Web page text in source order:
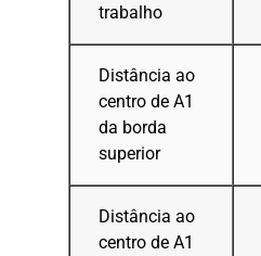
trabalho
Distância ao
centro de A1
da borda
superior
Distância ao
centro de A1